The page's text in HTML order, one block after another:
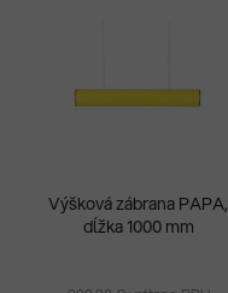
Výšková zábrana PAPA,
dĺžka 1000 mm